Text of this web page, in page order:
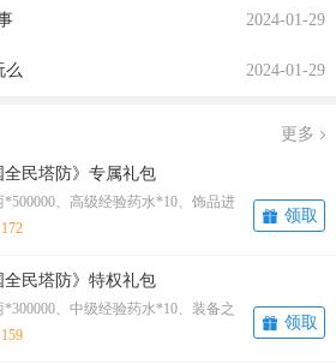
2024-01-29
2024-01-29
么
更多
全民塔防》专属礼包
领取
、高级经验药水*10、饰品进
：点击屏幕上
172
全民塔防》特权礼包
领取
、中级经验药水*10、装备之
：点击屏幕上
159